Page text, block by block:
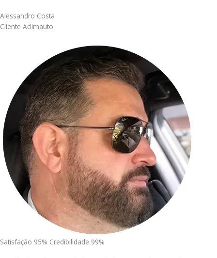
Alessandro Costa
Cliente Aclimauto
Satisfação 95% Credibilidade 99%